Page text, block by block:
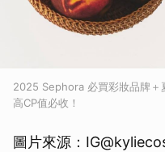
2025 Sephora 必買彩妝品牌＋
高CP值必收！
圖片來源：